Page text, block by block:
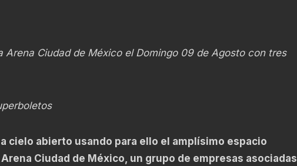
Ciudad de México el Domingo 09 de Agosto con tres
cielo abierto usando para ello el amplísimo espacio
Ciudad de México, un grupo de empresas asociadas